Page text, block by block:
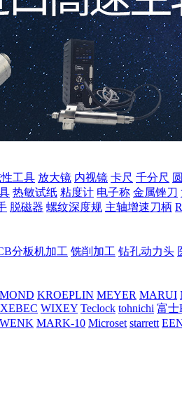
工具 放大镜 内视镜 卡尺 千分尺
热敏试纸 粘度计 电子称 金属锉刀
脱磁器 螺纹深度规 主轴增速刀柄
分板机加工 铣削加工 钻孔动力头
KROEPLIN MEYER MARUI
XEBEC WIXEY Teclock tohnichi 富士
MARK-10 Microset starrett